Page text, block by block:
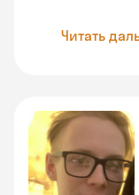
Читать